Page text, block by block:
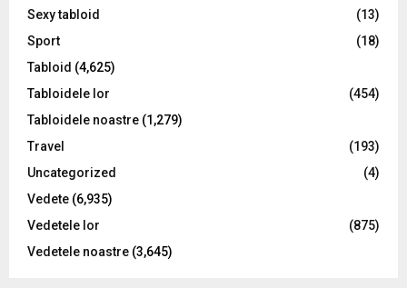
Sexy tabloid
(13)
Sport
(18)
Tabloid (4,625)
Tabloidele lor
(454)
Tabloidele noastre (1,279)
Travel
(193)
Uncategorized
(4)
Vedete (6,935)
Vedetele lor
(875)
Vedetele noastre (3,645)